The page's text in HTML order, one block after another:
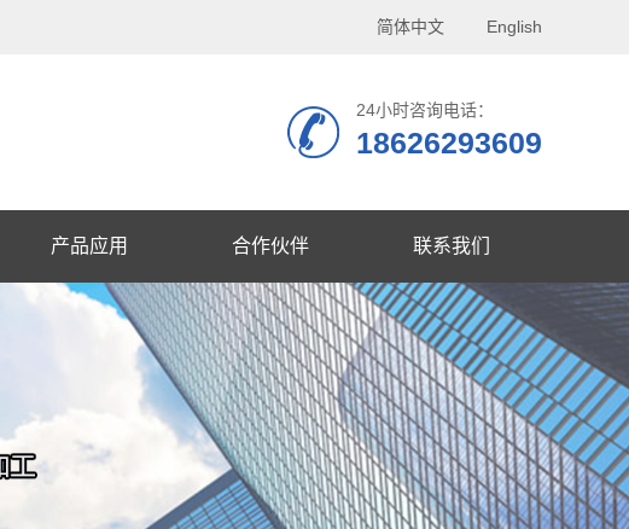
简体中文 English
24小时咨询电话：
18626293609
产品应用 合作伙伴 联系我们